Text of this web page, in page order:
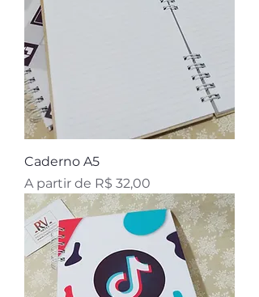
Caderno A5
A partir de R$ 32,00
Preço promocional